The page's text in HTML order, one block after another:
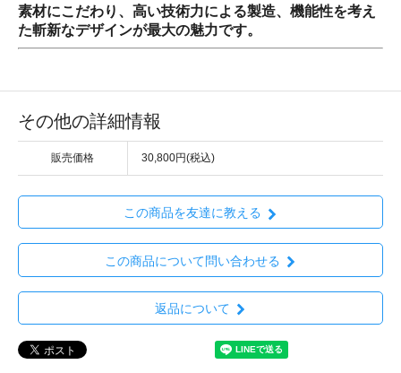
素材にこだわり、高い技術力による製造、機能性を考え
た斬新なデザインが最大の魅力です。
その他の詳細情報
販売価格 30,800円(税込)
この商品を友達に教える
この商品について問い合わせる
返品について